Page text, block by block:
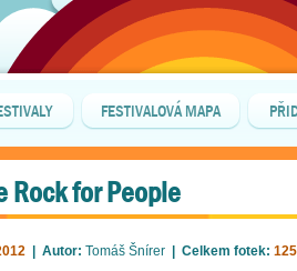
FESTIVALOVÁ MAPA
Rock for People
| Autor: Tomáš Šnírer | Celkem fotek: 125